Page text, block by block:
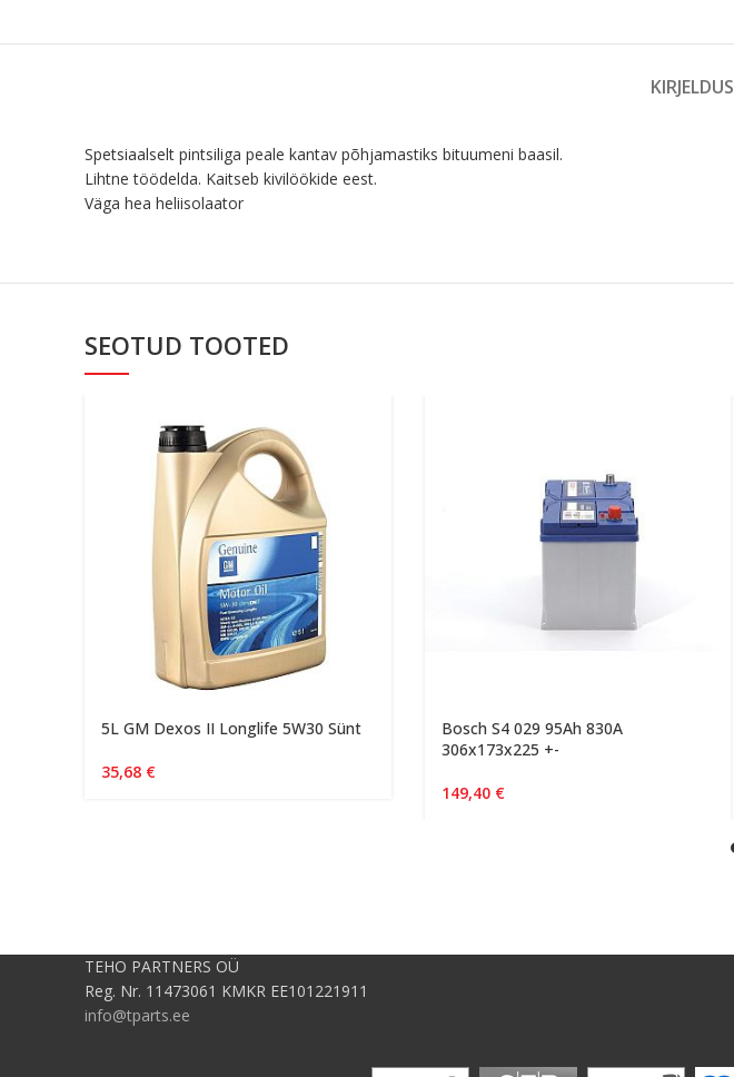
KIRJELDUS
Spetsiaalselt pintsiliga peale kantav põhjamastiks bituumeni baasil.
Lihtne töödelda. Kaitseb kivilöökide eest.
Väga hea heliisolaator
SEOTUD TOOTED
5L GM Dexos II Longlife 5W30 Sünt
35,68 €
Bosch S4 029 95Ah 830A
306x173x225 +-
149,40 €
TEHO PARTNERS OÜ
Reg. Nr. 11473061 KMKR EE101221911
info@tparts.ee